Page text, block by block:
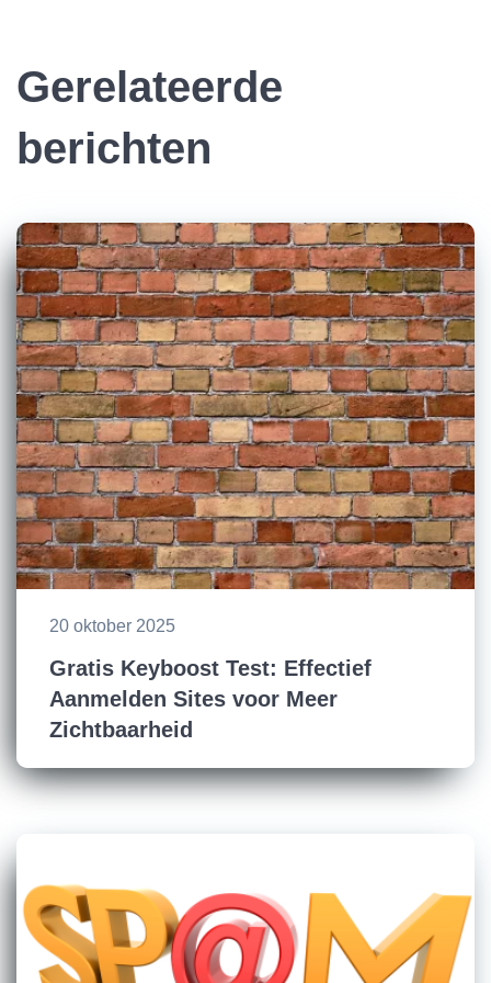
Gerelateerde
berichten
20 oktober 2025
Gratis Keyboost Test: Effectief
Aanmelden Sites voor Meer
Zichtbaarheid